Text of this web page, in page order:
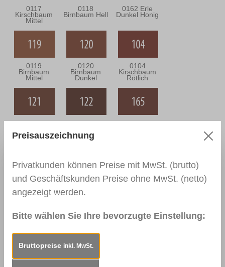
0117
Kirschbaum
Mittel
0118
Birnbaum Hell
0162 Erle
Dunkel Honig
0119
Birnbaum
Mittel
0120
Birnbaum
Dunkel
0104
Kirschbaum
Rötlich
0121 Macoré 0122 Macoré 0165
0138 Teak 0303 Eiche 0142 Eiche
Bräunlich Dunkel
Preisauszeichnung
Privatkunden können Preise mit MwSt. (brutto)
und Geschäftskunden Preise ohne MwSt. (netto)
angezeigt werden.
Bitte wählen Sie Ihre bevorzugte Einstellung:
Bruttopreise inkl. MwSt.